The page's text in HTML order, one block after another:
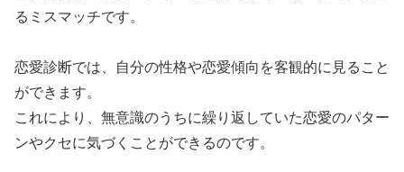
るミスマッチです。
恋愛診断では、自分の性格や恋愛傾向を客観的に見ること
ができます。
これにより、無意識のうちに繰り返していた恋愛のパター
ンやクセに気づくことができるのです。